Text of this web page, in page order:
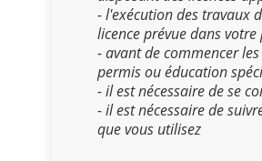
- l'exécution des travaux
licence prévue dans votre
- avant de commencer
permis ou éducation
- il est nécessaire de se
- il est nécessaire de
que vous utilisez